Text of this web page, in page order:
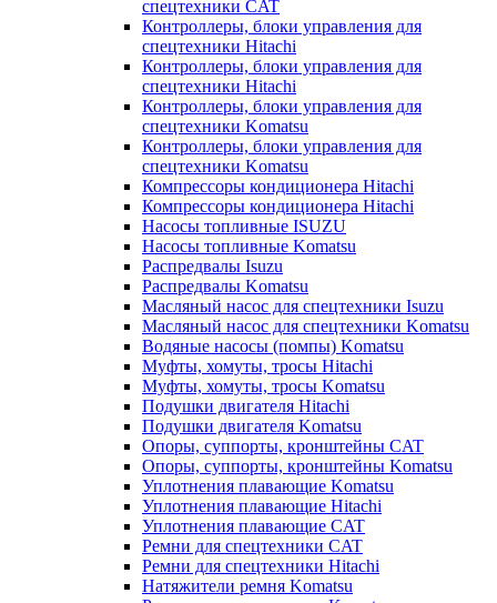
спецтехники CAT
Контроллеры, блоки управления для
спецтехники Hitachi
Контроллеры, блоки управления для
спецтехники Hitachi
Контроллеры, блоки управления для
спецтехники Komatsu
Контроллеры, блоки управления для
спецтехники Komatsu
Компрессоры кондиционера Hitachi
Компрессоры кондиционера Hitachi
Насосы топливные ISUZU
Насосы топливные Komatsu
Распредвалы Isuzu
Распредвалы Komatsu
Масляный насос для спецтехники Isuzu
Масляный насос для спецтехники Komatsu
Водяные насосы (помпы) Komatsu
Муфты, хомуты, тросы Hitachi
Муфты, хомуты, тросы Komatsu
Подушки двигателя Hitachi
Подушки двигателя Komatsu
Опоры, суппорты, кронштейны CAT
Опоры, суппорты, кронштейны Komatsu
Уплотнения плавающие Komatsu
Уплотнения плавающие Hitachi
Уплотнения плавающие CAT
Ремни для спецтехники CAT
Ремни для спецтехники Hitachi
Натяжители ремня Komatsu